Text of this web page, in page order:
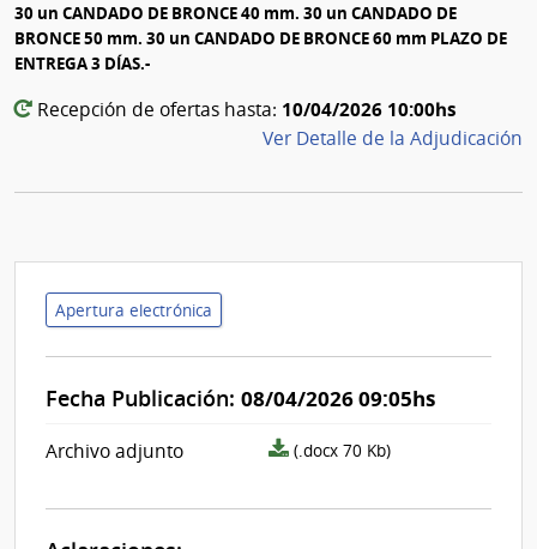
30 un CANDADO DE BRONCE 40 mm. 30 un CANDADO DE
BRONCE 50 mm. 30 un CANDADO DE BRONCE 60 mm PLAZO DE
ENTREGA 3 DÍAS.-
Recepción de ofertas hasta: 10/04/2026 10:00hs
Ver Detalle de la Adjudicación
Apertura electrónica
Fecha Publicación: 08/04/2026 09:05hs
Archivo adjunto
archivo
(.docx 70 Kb)